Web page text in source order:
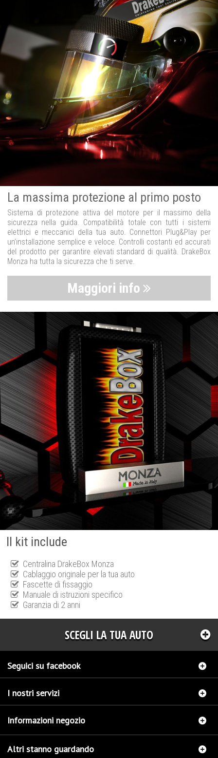
La massima protezione al primo posto
Sistema di protezione attiva del motore per il massimo della
sicurezza nella guida. Compatibilità totale con tutti i sistemi
elettrici e meccanici della tua auto. Connettori Plug&Play per
un’installazione semplice e veloce. Controlli costanti ed accurati
del prodotto per garantire elevati standard di qualità. DrakeBox
Monza ha tutta la sicurezza che ti serve.
Maggiori info
Il kit include
Centralina DrakeBox Monza
Cablaggio originale per la tua auto
Fascette di fissaggio
Manuale di istruzioni specifico
Garanzia di 2 anni
SCEGLI LA TUA AUTO
Seguici su facebook
I nostri servizi
Informazioni negozio
Altri stanno guardando